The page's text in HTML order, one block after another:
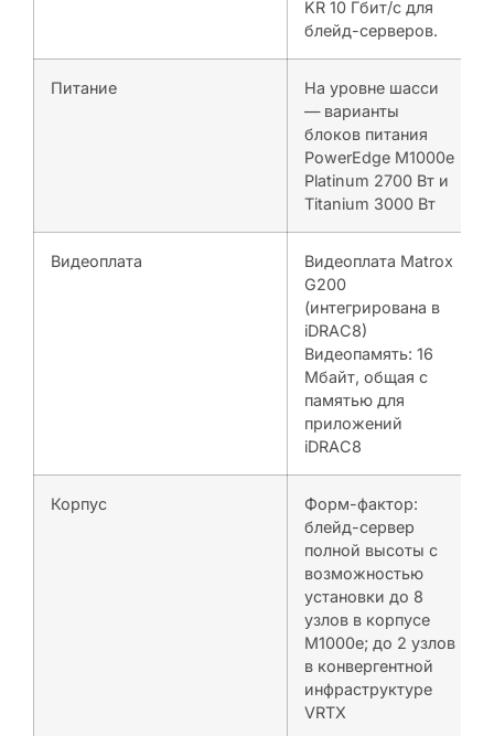
KR 10 Гбит/с для
блейд-серверов.
Питание
На уровне шасси
— варианты
блоков питания
PowerEdge M1000e
Platinum 2700 Вт и
Titanium 3000 Вт
Видеоплата
Видеоплата Matrox
G200
(интегрирована в
iDRAC8)
Видеопамять: 16
Мбайт, общая с
памятью для
приложений
iDRAC8
Корпус
Форм-фактор:
блейд-сервер
полной высоты с
возможностью
установки до 8
узлов в корпусе
M1000e; до 2 узлов
в конвергентной
инфраструктуре
VRTX